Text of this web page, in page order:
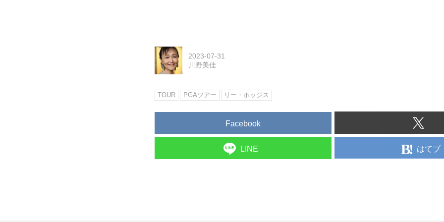
2023-07-31
川野美佳
TOUR PGAツアー リー・ホッジス
Facebook
LINE はてブ